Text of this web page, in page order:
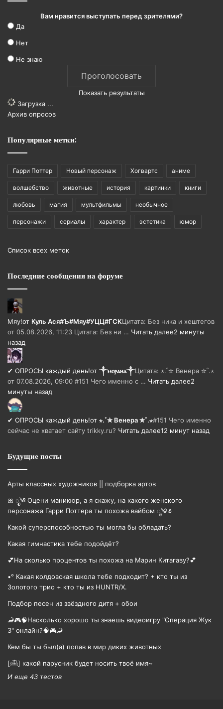
Вам нравится выступать перед зрителями?
Да
Нет
Не знаю
Показать результаты
Загрузка ...
Архив опросов
Популярные метки:
Гарри Поттер Новый персонаж Хогвартс аниме
волшебство животные история картинки книги
любовь магия мультфильмы необычное
персонажи сериалы характер эстетика юмор
Список всех меток
Последние сообщения на форуме
Мяу!от Куль Ася#Ъ#Мяу#УЦЦ#ГСКЦитата: Без ника и хештегов
от 05.08.2026, 11:23 Цитата: Без ни … Читать далее2 минуты
назад
✔ ОПРОСЫ каждый день!от ༒ⲙⲟⲣⲁⲏⲁ༒Цитата: ⋆.˚✮ Венера ✮˚.⋆
от 07.08.2026, 09:00 #151 Чего именно с … Читать далее2
минуты назад
✔ ОПРОСЫ каждый день!от ⋆.˚✮ Венера ✮˚.⋆#151 Чего именно
сейчас не хватает сайту trikky.ru? Читать далее12 минут назад
Будущие посты
Арты классных художников || подборка артов
🎀 ೃ༄ Оцени маникюр, а я скажу, на какого женского
персонажа Гарри Поттера ты похожа вайбом ೃ༄🌷
Какой суперспособностью ты могла бы обладать?
Какая гимнастика тебе подойдёт?
💕На сколько процентов ты похожа на Марин Китагаву?💕
•° Какая колдовская школа тебе подходит? + кто ты из
Золотого трио + кто ты из HUNTR/X.
Подбор песен из звёздного дитя + обои
🦂🎮🧠Насколько хорошо ты знаешь видеоигру "Операция Жук
3" онлайн?🧠🎮🦂
Кем бы ты был(а) попав в мир диких животных
[𓊝] какой парусник будет носить твоë имя~
И еще 43 тестов